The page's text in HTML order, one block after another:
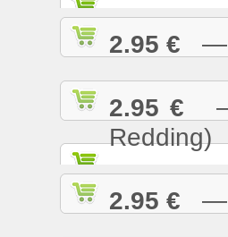
2.95 € —
2.95 € —
Redding)
2.95 € —